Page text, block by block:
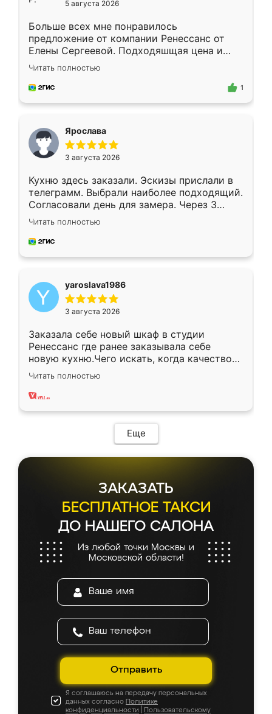
5 августа 2026
Больше всех мне понравилось
предложение от компании Ренессанс от
Елены Сергеевой. Подходяшщая цена и
короткие сроки изготовления. Приехавший
для замера сотрудник Владислав
предложил по моему эскизу самый
Читать полностью
1
Ярослава
3 августа 2026
Кухню здесь заказали. Эскизы прислали в
телеграмм. Выбрали наиболее подходящий.
Согласовали день для замера. Через 3
недели кухня была уже готова. Остались
довольны работой. Спасибо Ренессанс
мебель за качественную работу!
Читать полностью
yaroslava1986
3 августа 2026
Заказала себе новый шкаф в студии
Ренессанс где ранее заказывала себе
новую кухню.Чего искать, когда качеством
вполне довольна. Служит кухня уже почти
два года, нареканий нет.
Читать полностью
Еще
ЗАКАЗАТЬ
БЕСПЛАТНОЕ ТАКСИ
ДО НАШЕГО САЛОНА
Из любой точки Москвы и
Московской области!
Отправить
Я соглашаюсь на передачу персональных
данных согласно Политике
конфиденциальности
Пользовательскому